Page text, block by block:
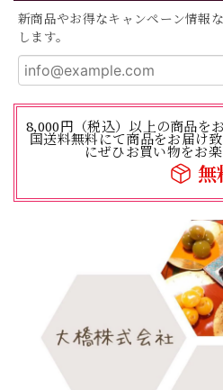
新商品やお得なキャンペーン情報
します。
8,000円（税込）以上の商品を
国送料無料にて商品をお届け
にぜひお買い物をお
無